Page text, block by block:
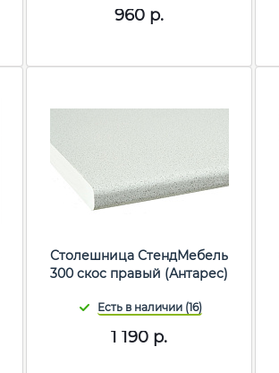
960 р.
Столешница СтендМебель
300 скос правый (Антарес)
1 190 р.